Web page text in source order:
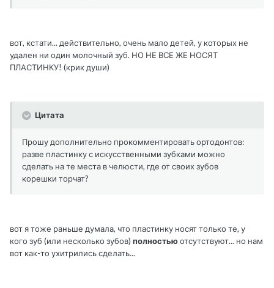
вот, кстати... действительно, очень мало детей, у которых не
удален ни один молочный зуб. НО НЕ ВСЕ ЖЕ НОСЯТ
ПЛАСТИНКУ! (крик души)
Цитата
Прошу дополнительно прокомментировать ортодонтов:
разве пластинку с искусственными зубками можно
сделать на те места в челюсти, где от своих зубов
корешки торчат?
вот я тоже раньше думала, что пластинку носят только те, у
кого зуб (или несколько зубов) полностьюотсутствуют... но нам
вот как-то ухитрились сделать...